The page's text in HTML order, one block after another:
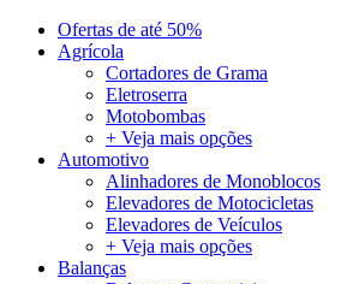
Ofertas de até 50%
Agrícola
Cortadores de Grama
Eletroserra
Motobombas
+ Veja mais opções
Automotivo
Alinhadores de Monoblocos
Elevadores de Motocicletas
Elevadores de Veículos
+ Veja mais opções
Balanças